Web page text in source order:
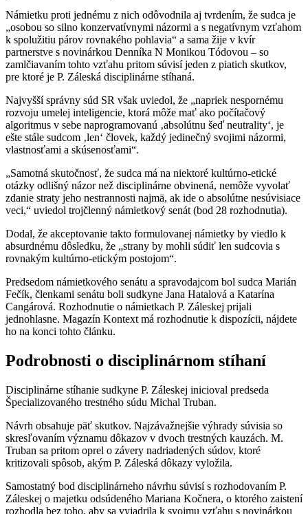
Námietku proti jednému z nich odôvodnila aj tvrdením, že sudca je
„osobou so silno konzervatívnymi názormi a s negatívnym vzťahom
k spolužitiu párov rovnakého pohlavia“ a sama žije v kvír
partnerstve s novinárkou Denníka N Monikou Tódovou – so
zamlčiavaním tohto vzťahu pritom súvisí jeden z piatich skutkov,
pre ktoré je P. Záleská disciplinárne stíhaná.
Najvyšší správny súd SR však uviedol, že „napriek nespornému
rozvoju umelej inteligencie, ktorá môže mať ako počítačový
algoritmus v sebe naprogramovanú ‚absolútnu šeď neutrality‘, je
ešte stále sudcom ‚len‘ človek, každý jedinečný svojimi názormi,
vlastnosťami a skúsenosťami“.
„Samotná skutočnosť, že sudca má na niektoré kultúrno-etické
otázky odlišný názor než disciplinárne obvinená, nemôže vyvolať
zdanie straty jeho nestrannosti najmä, ak ide o absolútne nesúvisiace
veci,“ uviedol trojčlenný námietkový senát (bod 28 rozhodnutia).
Dodal, že akceptovanie takto formulovanej námietky by viedlo k
absurdnému dôsledku, že „strany by mohli súdiť len sudcovia s
rovnakým kultúrno-etickým postojom“.
Predsedom námietkového senátu a spravodajcom bol sudca Marián
Fečík, členkami senátu boli sudkyne Jana Hatalová a Katarína
Cangárová. Rozhodnutie o námietkach P. Záleskej prijali
jednohlasne. Magazín Kontext má rozhodnutie k dispozícii, nájdete
ho na konci tohto článku.
Podrobnosti o disciplinárnom stíhaní
Disciplinárne stíhanie sudkyne P. Záleskej inicioval predseda
Špecializovaného trestného súdu Michal Truban.
Návrh obsahuje päť skutkov. Najzávažnejšie výhrady súvisia so
skresľovaním významu dôkazov v dvoch trestných kauzách. M.
Truban sa pritom oprel o závery nadriadených súdov, ktoré
kritizovali spôsob, akým P. Záleská dôkazy vyložila.
Samostatný bod disciplinárneho návrhu súvisí s rozhodovaním P.
Záleskej o majetku odsúdeného Mariana Kočnera, o ktorého zaistení
rozhodla bez toho, aby sa vyjadrila k svojmu vzťahu s novinárkou